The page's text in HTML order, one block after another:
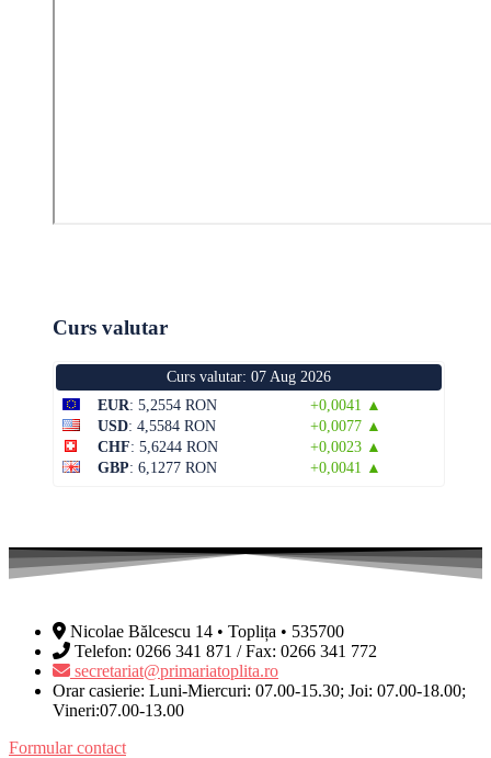
Curs valutar
Curs valutar: 07 Aug 2026
EUR: 5,2554 RON
+0,0041 ▲
USD: 4,5584 RON
+0,0077 ▲
CHF: 5,6244 RON
+0,0023 ▲
GBP: 6,1277 RON +0,0041 ▲
Nicolae Bălcescu 14 • Toplița • 535700
Telefon: 0266 341 871 / Fax: 0266 341 772
secretariat@primariatoplita.ro
Orar casierie: Luni-Miercuri: 07.00-15.30; Joi: 07.00-18.00;
Vineri:07.00-13.00
Formular contact